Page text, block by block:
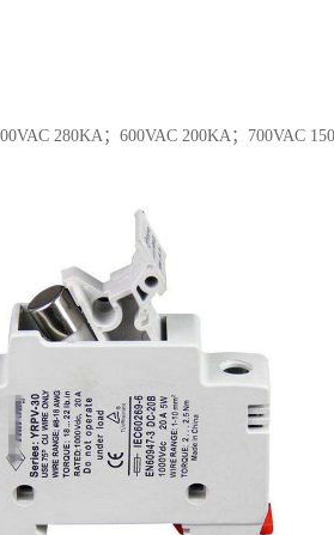
280KA；600VAC 200KA；700VAC